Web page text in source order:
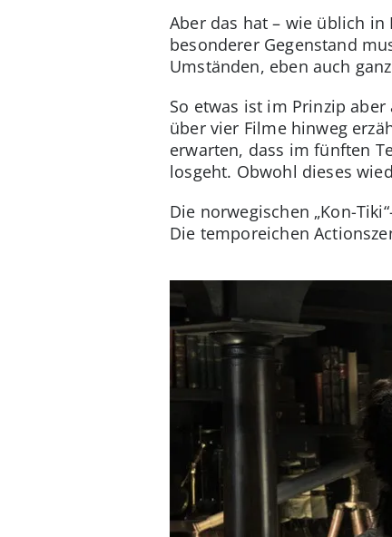
Aber das hat – wie üblich
besonderer Gegenstand
Umständen, eben auch
So etwas ist im Prinzip
über vier Filme hinweg
erwarten, dass im fünften
losgeht. Obwohl dieses
Die norwegischen „Kon-
Die temporeichen